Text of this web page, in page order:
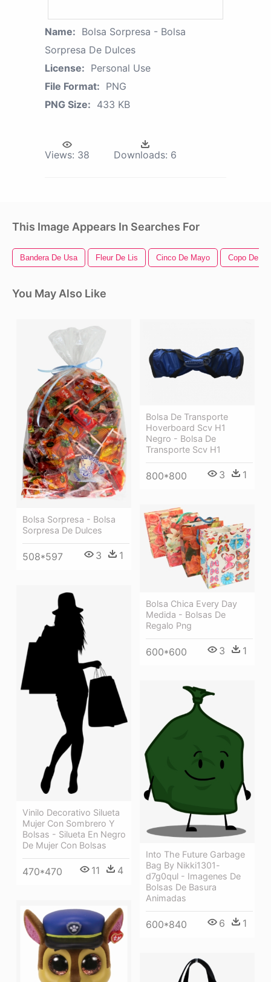
Name: Bolsa Sorpresa - Bolsa
Sorpresa De Dulces
License: Personal Use
File Format: PNG
PNG Size: 433 KB
Views: 38 Downloads: 6
This Image Appears In Searches For
Bandera De Usa Fleur De Lis Cinco De Mayo Copo De
You May Also Like
Bolsa Sorpresa - Bolsa
Sorpresa De Dulces
508*597 3 1
Bolsa De Transporte
Hoverboard Scv H1
Negro - Bolsa De
Transporte Scv H1
800*800 3 1
Bolsa Chica Every Day
Medida - Bolsas De
Regalo Png
600*600 3 1
Vinilo Decorativo Silueta
Mujer Con Sombrero Y
Bolsas - Silueta En Negro
De Mujer Con Bolsas
470*470 11 4
Into The Future Garbage
Bag By Nikki1301-
d7g0qul - Imagenes De
Bolsas De Basura
Animadas
600*840 6 1